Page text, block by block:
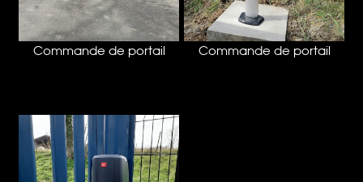
Commande de portail Commande de portail